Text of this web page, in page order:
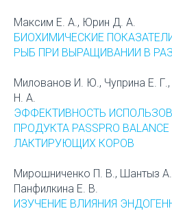
Максим Е. А., Юрин Д. А.
БИОХИМИЧЕСКИЕ
РЫБ ПРИ ВЫРАЩИВАНИИ В
Милованов И. Ю., Чуприна Е.
Н. А.
ЭФФЕКТИВНОСТЬ
ПРОДУКТА PASSPRO
ЛАКТИРУЮЩИХ КОРОВ
Мирошниченко П. В., Шантыз А.
Панфилкина Е. В.
ИЗУЧЕНИЕ ВЛИЯНИЯ